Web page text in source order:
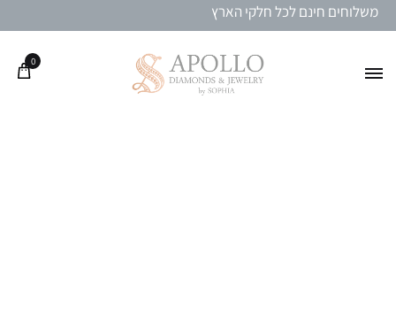
משלוחים חינם לכל חלקי הארץ
0